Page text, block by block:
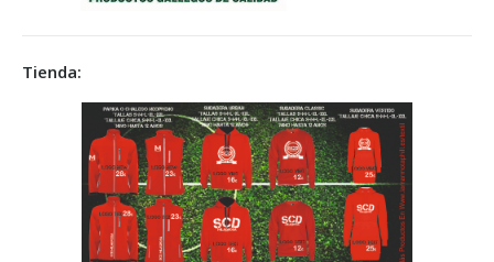
Tienda: